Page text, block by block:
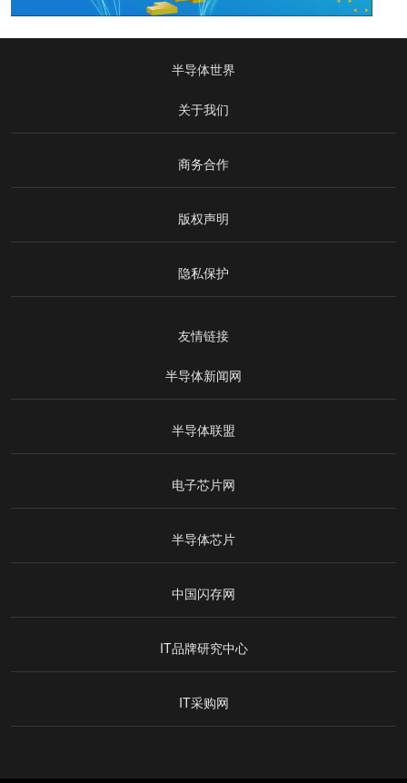
半导体世界
关于我们
商务合作
版权声明
隐私保护
友情链接
半导体新闻网
半导体联盟
电子芯片网
半导体芯片
中国闪存网
IT品牌研究中心
IT采购网